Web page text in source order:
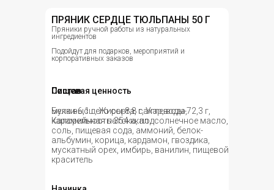
ПРЯНИК СЕРДЦЕ ТЮЛЬПАНЫ 50 Г
Пряники ручной работы из натуральных
ингредиентов
Подойдут для подарков, мероприятий и
корпоративных заказов
мука высшего сорта, сахар, вода,
карамельная патока, подсолнечное масло,
соль, пищевая сода, аммоний, белок-
альбумин, корица, кардамон, гвоздика,
мускатный орех, имбирь, ванилин, пищевой
краситель
Состав
Пищевая ценность
Белки-6,1 г, Жиры-8,8 г, Углеводы-72,3 г,
Калорийность-354 ккал